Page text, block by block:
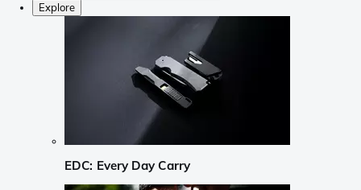
Explore
EDC: Every Day Carry